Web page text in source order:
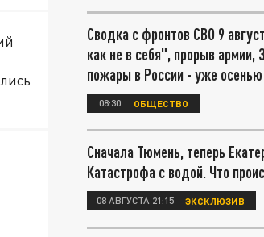
Сводка с фронтов СВО 9
как не в себя", прорыв армии,
пожары в России - уже осенью
08:30 ОБЩЕСТВО
Сначала Тюмень, теперь
Катастрофа с водой. Что
08 АВГУСТА 21:15 ЭКСКЛЮЗИВ